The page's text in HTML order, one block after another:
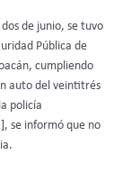
dos de junio, se tuvo
Pública de
cumpliendo
auto del veintitrés
policía
se informó que no